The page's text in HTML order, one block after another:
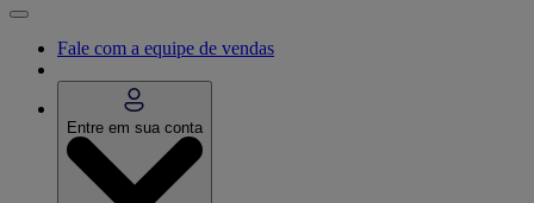
Fale com a equipe de vendas
Entre em sua conta